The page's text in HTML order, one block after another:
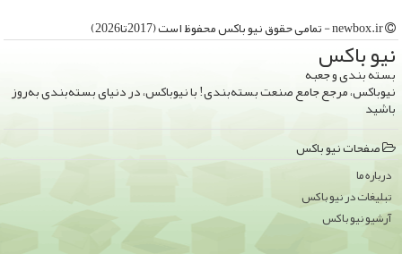
نیو باكس
بسته بندی و جعبه
نیوباکس، مرجع جامع صنعت بسته‌بندی! با نیوباکس، در دنیای بسته‌بندی به‌روز
باشید
صفحات نیو باكس
درباره ما
تبلیغات در نیو باكس
آرشیو نیو باكس